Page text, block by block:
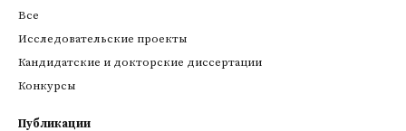
Все
Исследовательские проекты
Кандидатские и докторские диссертации
Конкурсы
Публикации